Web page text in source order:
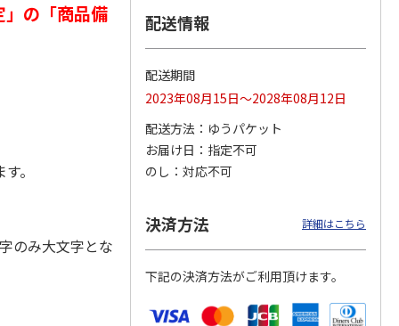
の
…
『ジョジョの奇妙な
冒険 スターダスト
クルセイダース』
3,300円
(送料別・税込)
3,300円
(送料別・税込)
の「商品備
。
のみ大文字とな
配送情報
配送期間
2023年08月15日～2028年08月12日
配送方法
ゆうパケット
お届け日
指定不可
のし
対応不可
決済方法 詳細はこちら
下記の決済方法がご利用頂けます。